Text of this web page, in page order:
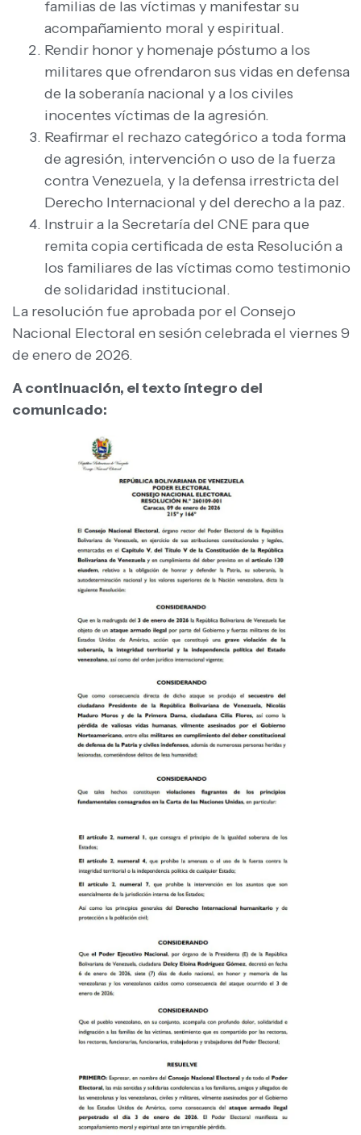
familias de las víctimas y manifestar su
acompañamiento moral y espiritual.
Rendir honor y homenaje póstumo a los
militares que ofrendaron sus vidas en defensa
de la soberanía nacional y a los civiles
inocentes víctimas de la agresión.
Reafirmar el rechazo categórico a toda forma
de agresión, intervención o uso de la fuerza
contra Venezuela, y la defensa irrestricta del
Derecho Internacional y del derecho a la paz.
Instruir a la Secretaría del CNE para que
remita copia certificada de esta Resolución a
los familiares de las víctimas como testimonio
de solidaridad institucional.
La resolución fue aprobada por el Consejo
Nacional Electoral en sesión celebrada el viernes 9
de enero de 2026.
A continuación, el texto íntegro del
comunicado: